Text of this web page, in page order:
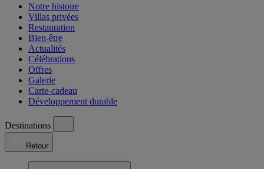
Notre histoire
Villas privées
Restauration
Bien-être
Actualités
Célébrations
Offres
Galerie
Carte-cadeau
Développement durable
Destinations
Retour